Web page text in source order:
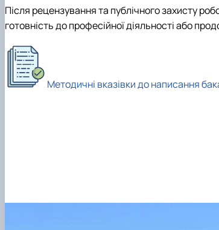
Після рецензування та публічного захисту
готовність до професійної діяльності або
Методичні вказівки до написання